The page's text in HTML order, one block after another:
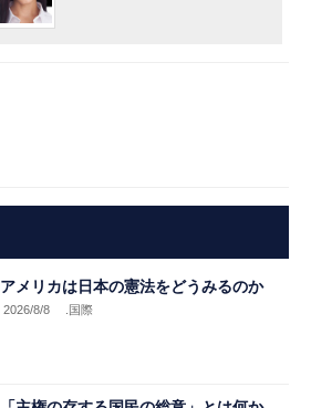
アメリカは日本の憲法をどうみるのか
2026/8/8 .国際